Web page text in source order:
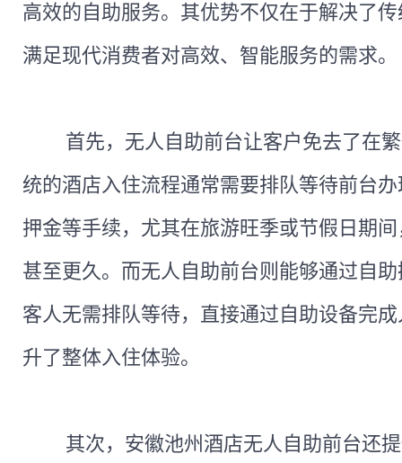
高效的自助服务。其优势不仅在于解决了
满足现代消费者对高效、智能服务的需求。
首先，无人自助前台让客户免去了在
统的酒店入住流程通常需要排队等待前台
押金等手续，尤其在旅游旺季或节假日期
甚至更久。而无人自助前台则能够通过自
客人无需排队等待，直接通过自助设备完
升了整体入住体验。
其次，安徽池州酒店无人自助前台还